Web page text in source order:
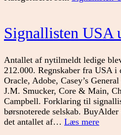
Signallisten USA
Antallet af nytilmeldt ledige
212.000. Regnskaber fra USA i
Oracle, Adobe, Casey’s
J.M. Smucker, Core & Main,
Campbell. Forklaring til
børsnoterede selskab.
det antallet af… Læs mere